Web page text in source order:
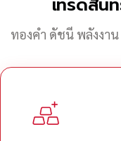
ทองคำ ดัชนี พลังงา